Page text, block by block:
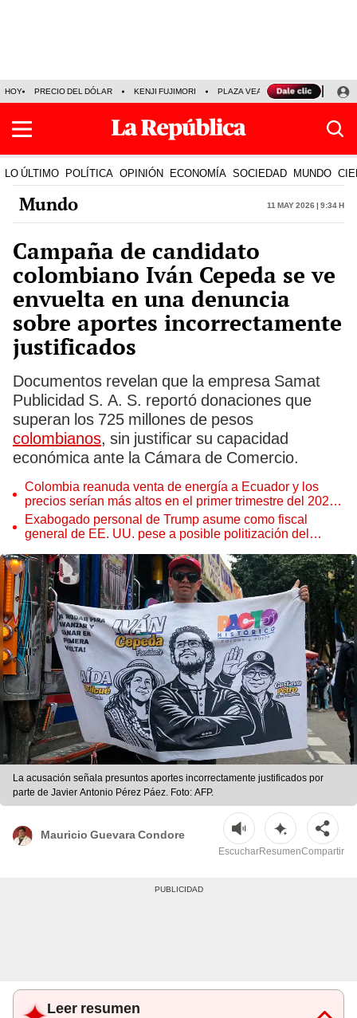
HOY PRECIO DEL DÓLAR KENJI FUJIMORI PLAZA VEA FERIADOS
LO ÚLTIMO POLÍTICA OPINIÓN ECONOMÍA SOCIEDAD MUNDO
Mundo 11 May 2026 | 9:34 h
Campaña de candidato
colombiano Iván Cepeda se ve
envuelta en una denuncia
sobre aportes incorrectamente
justificados
Documentos revelan que la empresa Samat
Publicidad S. A. S. reportó donaciones que
superan los 725 millones de pesos
colombianos, sin justificar su capacidad
económica ante la Cámara de Comercio.
Colombia reanuda venta de energía a Ecuador y los
precios serían más altos en el primer trimestre del 2027,
según Cenace
Exabogado personal de Trump asume como fiscal
general de EE. UU. pese a posible politización del
La acusación señala presuntos aportes incorrectamente justificados por
parte de Javier Antonio Pérez Páez. Foto: AFP.
Mauricio Guevara Condore
EscucharResumenCompartir
Leer resumen